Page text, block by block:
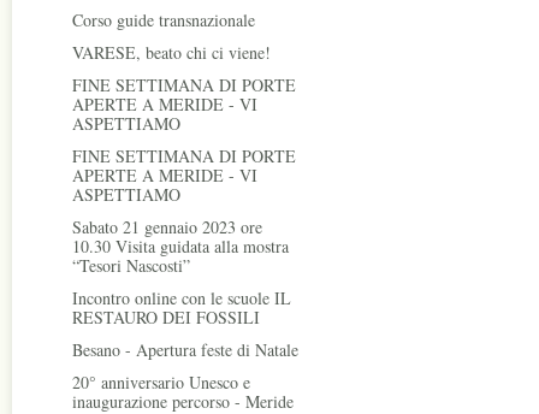
Corso guide transnazionale
VARESE, beato chi ci viene!
FINE SETTIMANA DI PORTE
APERTE A MERIDE - VI
ASPETTIAMO
FINE SETTIMANA DI PORTE
APERTE A MERIDE - VI
ASPETTIAMO
Sabato 21 gennaio 2023 ore
10.30 Visita guidata alla mostra
“Tesori Nascosti”
Incontro online con le scuole IL
RESTAURO DEI FOSSILI
Besano - Apertura feste di Natale
20° anniversario Unesco e
inaugurazione percorso - Meride